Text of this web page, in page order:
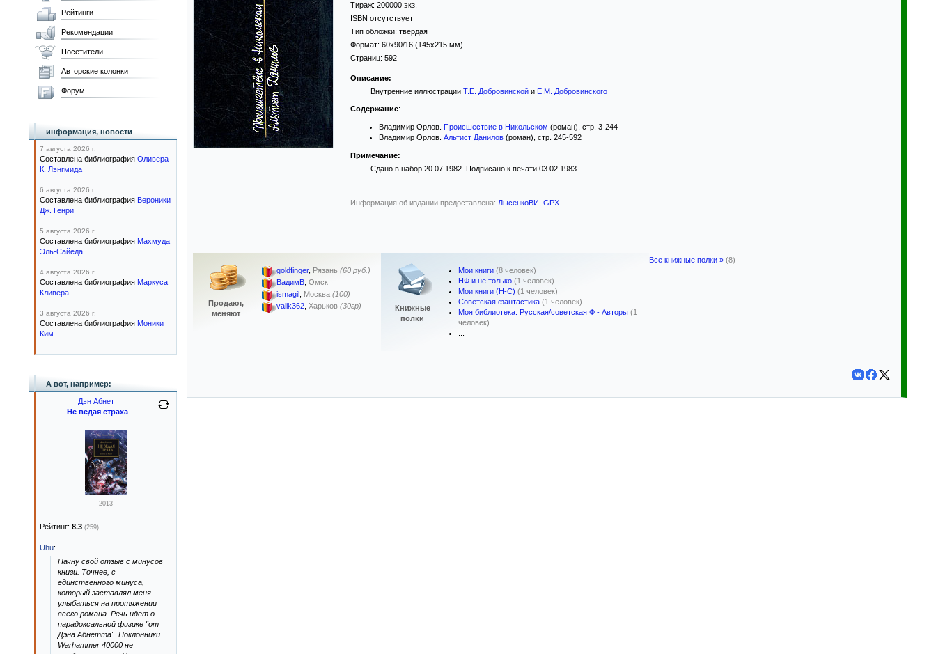
Тираж: 200000 экз.
ISBN отсутствует
Тип обложки: твёрдая
Формат: 60x90/16 (145x215 мм)
Страниц: 592
Описание:
Внутренние иллюстрации Т.Е. Добровинскойи Е.М. Добровинского
Содержание:
Владимир Орлов. Происшествие в Никольском (роман), стр. 3-244
Владимир Орлов. Альтист Данилов (роман), стр. 245-592
Примечание:
Сдано в набор 20.07.1982. Подписано к печати 03.02.1983.
Информация об издании предоставлена: ЛысенкоВИ GPX
Продают,
меняют
goldfinger, Рязань (60 руб.)
ВадимВ, Омск
ismagil , Москва (100)
valik362, Харьков (30гр)
Книжные
полки
Мои книги (8 человек)
НФ и не только (1 человек)
Мои книги (Н-С) (1 человек)
Советская фантастика (1 человек)
Моя библиотека: Русская/советская Ф - Авторы (1
человек)
Все книжные полки » (8)
Рейтинги
Рекомендации
Посетители
Авторские колонки
Форум
информация, новости
7 августа 2026 г.
Составлена библиография Оливера
К. Лэнгмида
6 августа 2026 г.
Составлена библиография Вероники
Дж. Генри
5 августа 2026 г.
Составлена библиография Махмуда
Эль-Сайеда
4 августа 2026 г.
Составлена библиография Маркуса
Кливера
3 августа 2026 г.
Составлена библиография Моники
Ким
А вот, например:
Дэн Абнетт
Не ведая страха
2013
Рейтинг: 8.3 (259)
Uhu:
Начну свой отзыв с минусов
книги. Точнее, с
единственного минуса,
который заставлял меня
улыбаться на протяжении
всего романа. Речь идет о
парадоксальной физике "от
Дэна Абнетта". Поклонники
Warhammer 40000 не